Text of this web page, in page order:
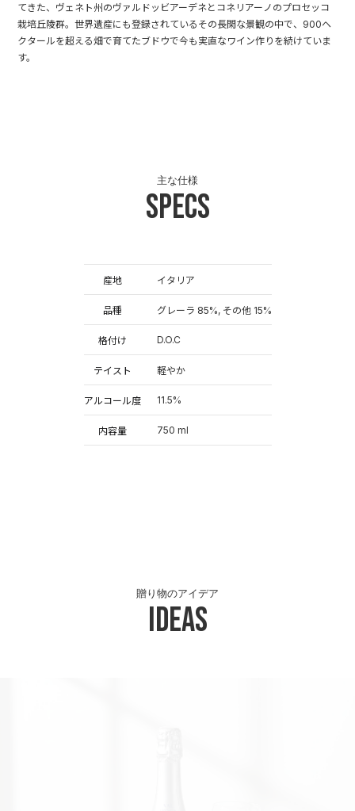
てきた、ヴェネト州のヴァルドッビアーデネとコネリアーノのプロセッコ
栽培丘陵群。世界遺産にも登録されているその長閑な景観の中で、900ヘ
クタールを超える畑で育てたブドウで今も実直なワイン作りを続けていま
す。
Specs
主な仕様
産地 イタリア
品種 グレーラ 85%, その他 15%
格付け D.O.C
テイスト 軽やか
アルコール度 11.5%
内容量 750 ml
Ideas
贈り物のアイデア